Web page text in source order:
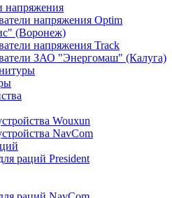
напряжения
напряжения Optim
(Воронеж)
напряжения Track
ЗАО "Энергомаш" (Калуга)
Wouxun
NavCom
раций President